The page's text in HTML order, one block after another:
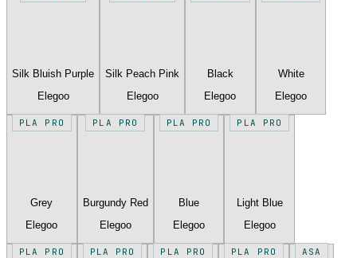
Silk Bluish Purple
Elegoo
Silk Peach Pink
Elegoo
Black
Elegoo
White
Elegoo
PLA PRO
Grey
Elegoo
PLA PRO
Burgundy Red
Elegoo
PLA PRO
Blue
Elegoo
PLA PRO
Light Blue
Elegoo
PLA PRO PLA PRO PLA PRO PLA PRO ASA